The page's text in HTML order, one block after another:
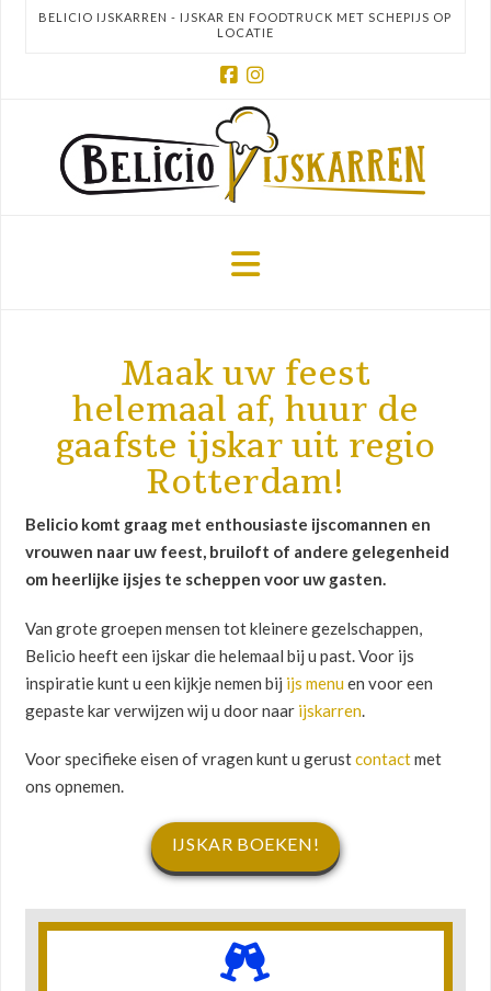
BELICIO IJSKARREN - IJSKAR EN FOODTRUCK MET SCHEPIJS OP
LOCATIE
Facebook
Instagram
Navigation
Maak uw feest
helemaal af, huur de
gaafste ijskar uit regio
Rotterdam!
Belicio komt graag met enthousiaste ijscomannen en
vrouwen naar uw feest, bruiloft of andere gelegenheid
om heerlijke ijsjes te scheppen voor uw gasten.
Van grote groepen mensen tot kleinere gezelschappen,
Belicio heeft een ijskar die helemaal bij u past. Voor ijs
inspiratie kunt u een kijkje nemen bij ijs menuen voor een
gepaste kar verwijzen wij u door naar ijskarren.
Voor specifieke eisen of vragen kunt u gerustcontactmet
ons opnemen.
IJSKAR BOEKEN!
Lees verder!